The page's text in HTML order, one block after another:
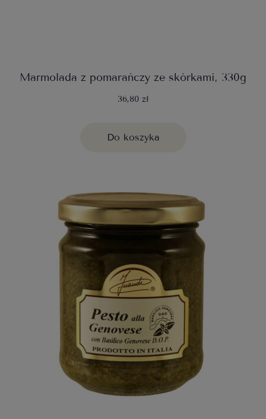
Marmolada z pomarańczy ze skórkami, 330g
36,80 zł
Do koszyka